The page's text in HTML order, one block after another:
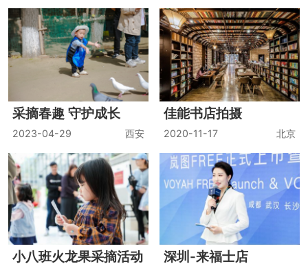
采摘春趣 守护成长
2023-04-29 西安
佳能书店拍摄
2020-11-17 北京
小八班火龙果采摘活动 深圳-来福士店